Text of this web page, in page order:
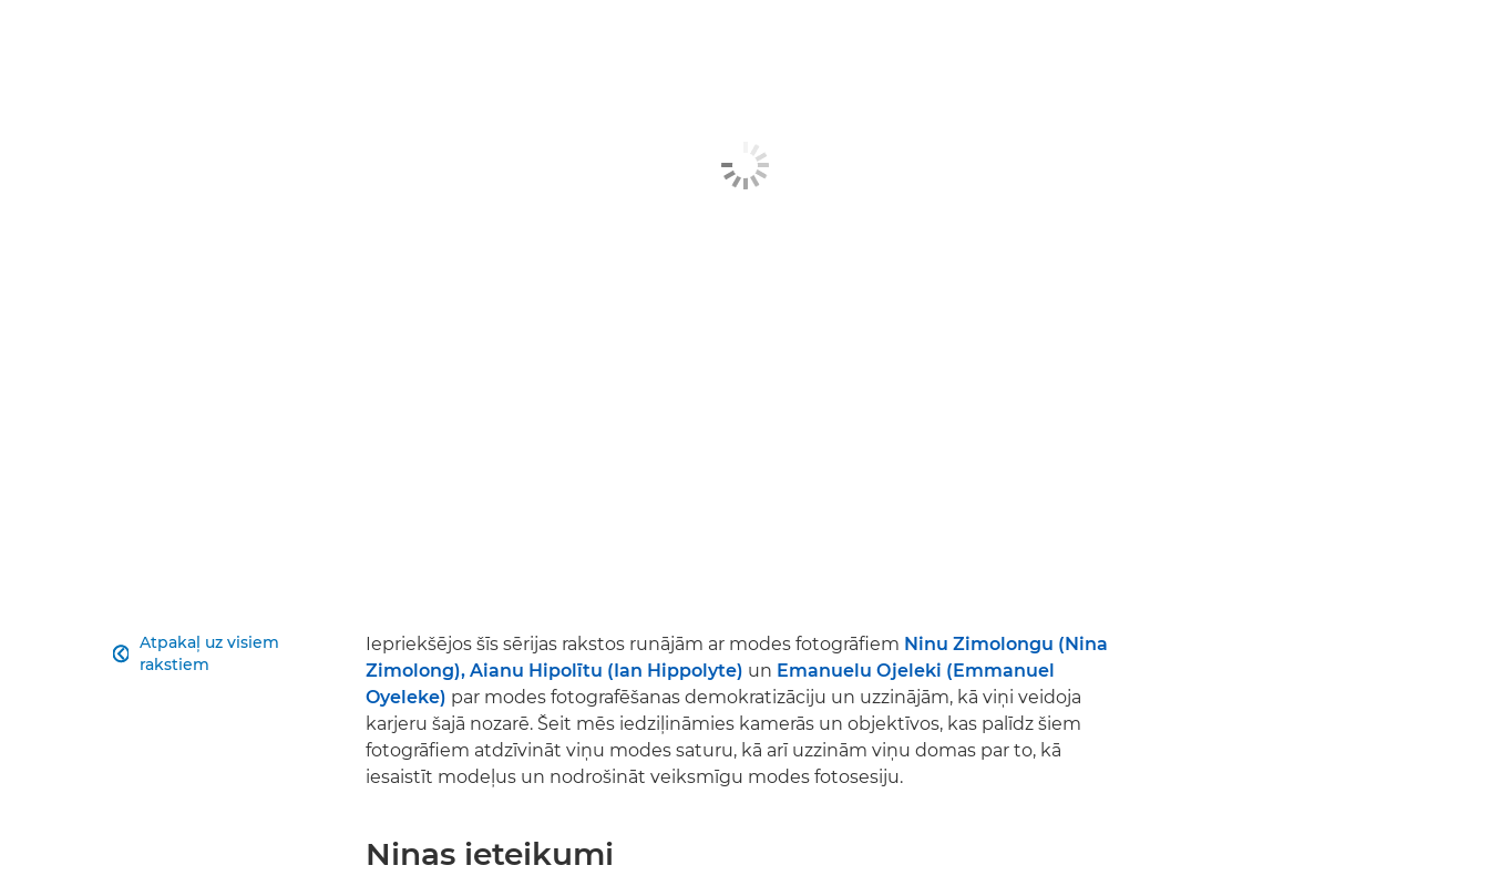
Atpakaļ uz visiem
rakstiem
 Iepriekšējos šīs sērijas rakstos runājām ar modes fotogrāfiem Ninu Zimolongu (Nina
Zimolong), Aianu Hipolītu (Ian Hippolyte) un Emanuelu Ojeleki (Emmanuel
Oyeleke) par modes fotografēšanas demokratizāciju un uzzinājām, kā viņi veidoja
karjeru šajā nozarē. Šeit mēs iedziļināmies kamerās un objektīvos, kas palīdz šiem
fotogrāfiem atdzīvināt viņu modes saturu, kā arī uzzinām viņu domas par to, kā
iesaistīt modeļus un nodrošināt veiksmīgu modes fotosesiju.
Ninas ieteikumi